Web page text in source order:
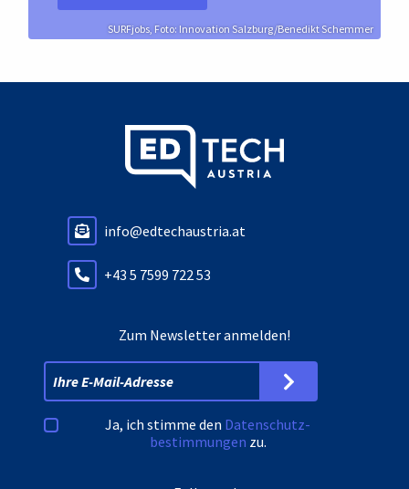
SURFjobs, Foto: Innovation Salzburg/Benedikt Schemmer
info@edtechaustria.at
+43 5 7599 722 53
Zum Newsletter anmelden!
Ja, ich stimme den Datenschutz­
bestimmungen zu.